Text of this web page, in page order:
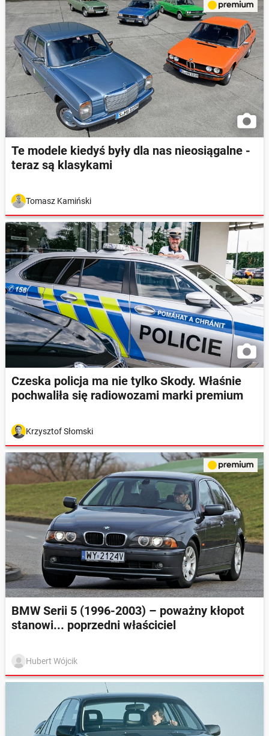
Te modele kiedyś były dla nas nieosiągalne -
teraz są klasykami
Tomasz Kamiński
Czeska policja ma nie tylko Skody. Właśnie
pochwaliła się radiowozami marki premium
Krzysztof Słomski
BMW Serii 5 (1996-2003) – poważny kłopot
stanowi... poprzedni właściciel
Hubert Wójcik